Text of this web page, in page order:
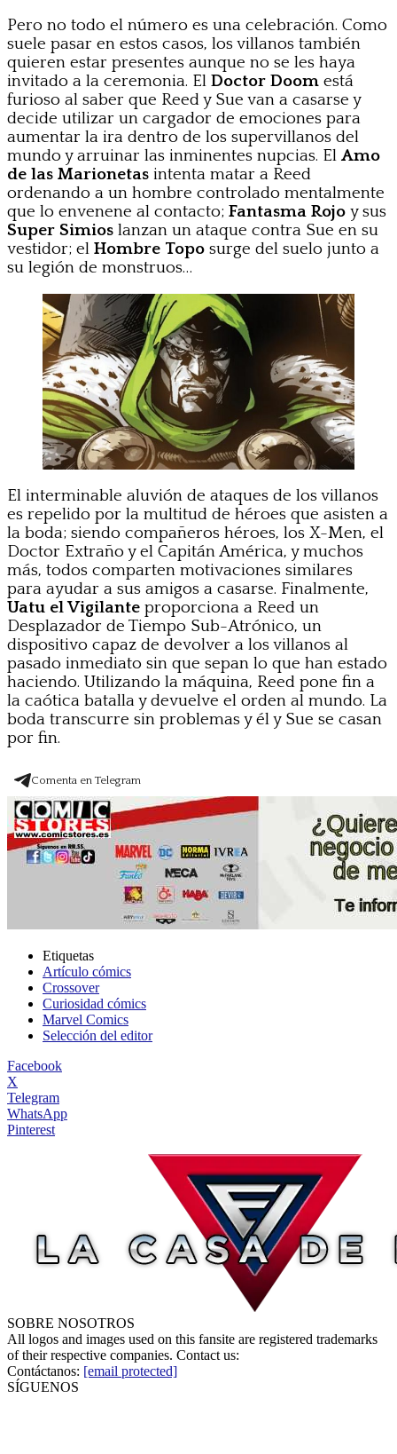
Pero no todo el número es una celebración. Como
suele pasar en estos casos, los villanos también
quieren estar presentes aunque no se les haya
invitado a la ceremonia. El Doctor Doom está
furioso al saber que Reed y Sue van a casarse y
decide utilizar un cargador de emociones para
aumentar la ira dentro de los supervillanos del
mundo y arruinar las inminentes nupcias. El Amo
de las Marionetas intenta matar a Reed
ordenando a un hombre controlado mentalmente
que lo envenene al contacto; Fantasma Rojo y sus
Super Simios lanzan un ataque contra Sue en su
vestidor; el Hombre Topo surge del suelo junto a
su legión de monstruos…
El interminable aluvión de ataques de los villanos
es repelido por la multitud de héroes que asisten a
la boda; siendo compañeros héroes, los X-Men, el
Doctor Extraño y el Capitán América, y muchos
más, todos comparten motivaciones similares
para ayudar a sus amigos a casarse. Finalmente,
Uatu el Vigilante proporciona a Reed un
Desplazador de Tiempo Sub-Atrónico, un
dispositivo capaz de devolver a los villanos al
pasado inmediato sin que sepan lo que han estado
haciendo. Utilizando la máquina, Reed pone fin a
la caótica batalla y devuelve el orden al mundo. La
boda transcurre sin problemas y él y Sue se casan
por fin.
Comenta en Telegram
Etiquetas
Artículo cómics
Crossover
Curiosidad cómics
Marvel Comics
Selección del editor
Facebook
X
Telegram
WhatsApp
Pinterest
SOBRE NOSOTROS
All logos and images used on this fansite are registered trademarks
of their respective companies. Contact us:
Contáctanos: [email protected]
SÍGUENOS